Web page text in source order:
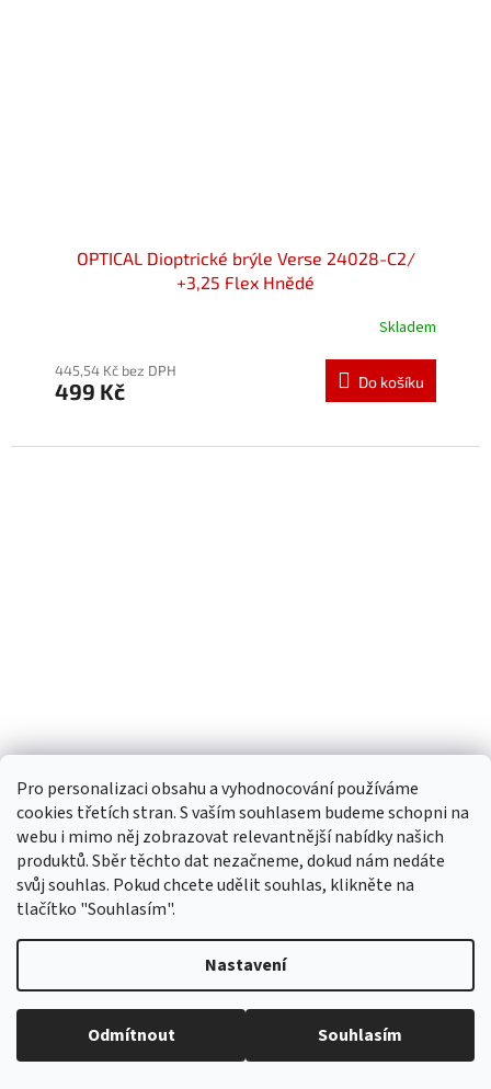
Pro personalizaci obsahu a vyhodnocování používáme
cookies třetích stran. S vaším souhlasem budeme schopni na
webu i mimo něj zobrazovat relevantnější nabídky našich
produktů. Sběr těchto dat nezačneme, dokud nám nedáte
svůj souhlas. Pokud chcete udělit souhlas, klikněte na
tlačítko "Souhlasím".
Nastavení
Odmítnout Souhlasím
OPTICAL Dioptrické brýle Verse 24028-C2/
+3,25 Flex Hnědé
Skladem
445,54 Kč bez DPH
499 Kč Do košíku
OPTICAL Samozabarvovací dioptrické brýle
Verse 24010-C1/+3,25
Skladem
624,11 Kč bez DPH
699 Kč